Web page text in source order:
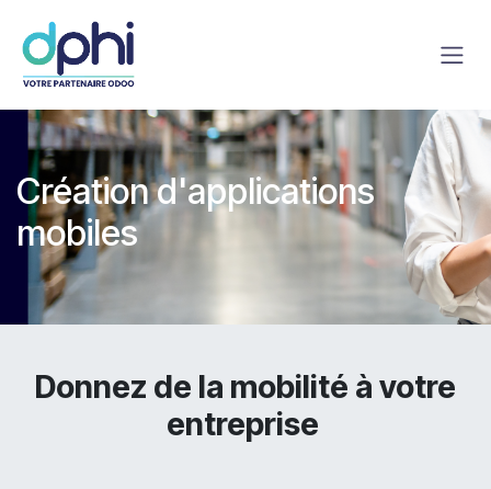
Création d'applications
mobiles
Donnez de la mobilité à votre
entreprise